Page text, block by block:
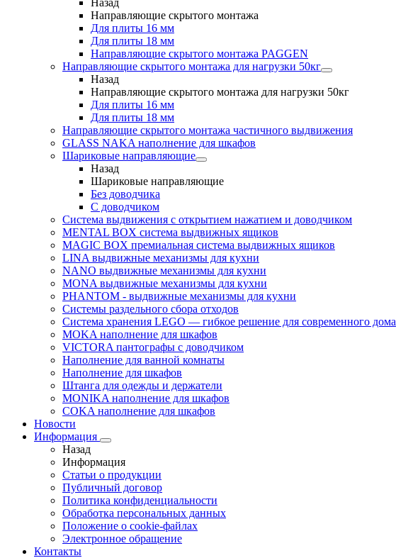
Назад
Направляющие скрытого монтажа
Для плиты 16 мм
Для плиты 18 мм
Направляющие скрытого монтажа PAGGEN
Направляющие скрытого монтажа для нагрузки 50кг
Назад
Направляющие скрытого монтажа для нагрузки 50кг
Для плиты 16 мм
Для плиты 18 мм
Направляющие скрытого монтажа частичного выдвижения
GLASS NAKA наполнение для шкафов
Шариковые направляющие
Назад
Шариковые направляющие
Без доводчика
С доводчиком
Система выдвижения с открытием нажатием и доводчиком
MENTAL BOX система выдвижных ящиков
MAGIC BOX премиальная система выдвижных ящиков
LINA выдвижные механизмы для кухни
NANO выдвижные механизмы для кухни
MONA выдвижные механизмы для кухни
PHANTOM - выдвижные механизмы для кухни
Системы раздельного сбора отходов
Система хранения LEGO — гибкое решение для современного дома
MOKA наполнение для шкафов
VICTORA пантографы с доводчиком
Наполнение для ванной комнаты
Наполнение для шкафов
Штанга для одежды и держатели
MONIKA наполнение для шкафов
COKA наполнение для шкафов
Новости
Информация
Назад
Информация
Статьи о продукции
Публичный договор
Политика конфиденциальности
Обработка персональных данных
Положение о cookie-файлах
Электронное обращение
Контакты